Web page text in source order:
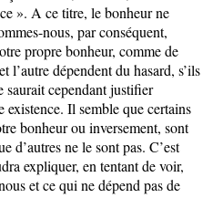
». A ce titre, le bonheur ne
nous, par conséquent,
propre bonheur, comme de
l’autre dépendent du hasard, s’ils
saurait cependant justifier
existence. Il semble que certains
bonheur ou inversement, sont
d’autres ne le sont pas. C’est
expliquer, en tentant de voir,
et ce qui ne dépend pas de